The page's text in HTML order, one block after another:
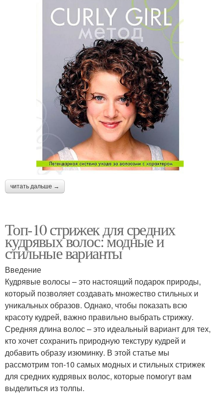
читать дальше →
Топ-10 стрижек для средних
кудрявых волос: модные и
стильные варианты
Введение
Кудрявые волосы – это настоящий подарок природы,
который позволяет создавать множество стильных и
уникальных образов. Однако, чтобы показать всю
красоту кудрей, важно правильно выбрать стрижку.
Средняя длина волос – это идеальный вариант для тех,
кто хочет сохранить природную текстуру кудрей и
добавить образу изюминку. В этой статье мы
рассмотрим топ-10 самых модных и стильных стрижек
для средних кудрявых волос, которые помогут вам
выделиться из толпы.